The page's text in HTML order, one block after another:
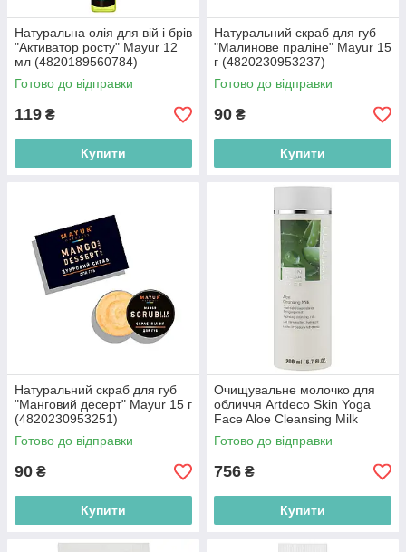
Натуральна олія для вій і брів
"Активатор росту" Mayur 12
мл (4820189560784)
Готово до відправки
119 ₴
Купити
Натуральний скраб для губ
"Малинове праліне" Mayur 15
г (4820230953237)
Готово до відправки
90 ₴
Купити
Натуральний скраб для губ
"Манговий десерт" Mayur 15 г
(4820230953251)
Готово до відправки
90 ₴
Купити
Очищувальне молочко для
обличчя Artdeco Skin Yoga
Face Aloe Cleansing Milk
(тестер) 200ml
(4052136086164)
Готово до відправки
756 ₴
Купити